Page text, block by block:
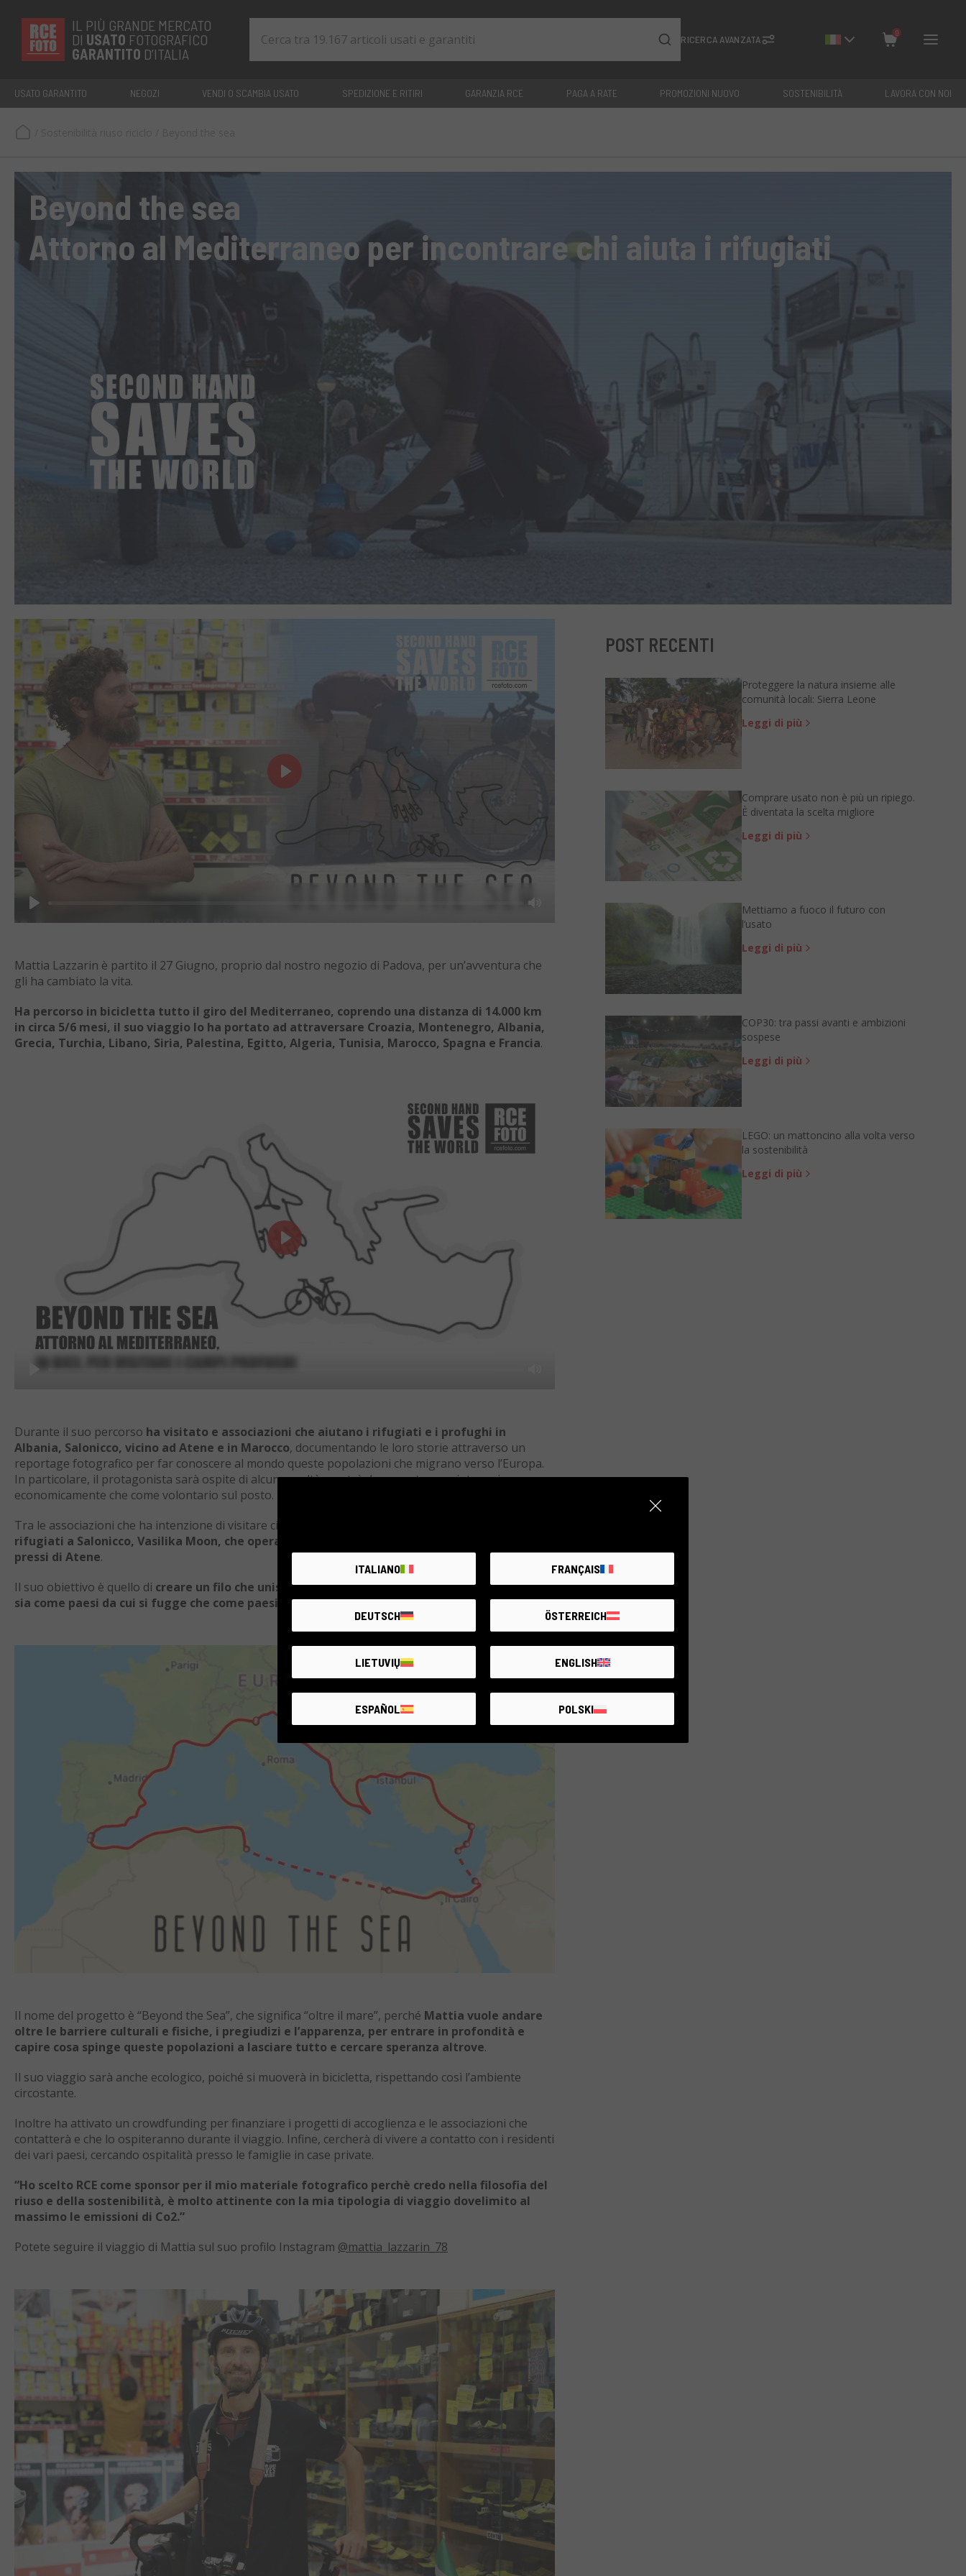
IL PIÙ GRANDE MERCATO
DI USATO FOTOGRAFICO
GARANTITO D’ITALIA
RICERCA AVANZATA
0
Chiudi
USATO GARANTITO NEGOZI VENDI O SCAMBIA USATO SPEDIZIONE E RITIRI GARANZIA RCE PAGA A RATE PROMOZIONI NUOVO SOSTENIBILITÀ LAVORA CON NOI
Beyond the sea
Attorno al Mediterraneo per incontrare chi aiuta i rifugiati
Play
Play
Mattia Lazzarin è partito il 27 Giugno, proprio dal nostro negozio di Padova, per un’avventura che
gli ha cambiato la vita.
Ha percorso in bicicletta tutto il giro del Mediterraneo, coprendo una distanza di 14.000 km
in circa 5/6 mesi, il suo viaggio lo ha portato ad attraversare Croazia, Montenegro, Albania,
Grecia, Turchia, Libano, Siria, Palestina, Egitto, Algeria, Tunisia, Marocco, Spagna e Francia.
Play
Durante il suo percorso ha visitato e associazioni che aiutano i rifugiati e i profughi in
Albania, Salonicco, vicino ad Atene e in Marocco, documentando le loro storie attraverso un
reportage fotografico per far conoscere al mondo queste popolazioni che migrano verso l’Europa.
In particolare, il protagonista sarà ospite di alcune realtà e potrà documentare e aiutare sia
economicamente che come volontario sul posto.
Tra le associazioni che ha intenzione di visitare ci sono
rifugiati a Salonicco, Vasilika Moon, che opera in Grecia, nella sede di Corinto, e OBTI, nei
pressi di Atene.
Il suo obiettivo è quello di creare un filo che unisca tutti i paesi coinvolti in queste migrazioni,
sia come paesi da cui si fugge che come paesi in cui si accoglie.
Il nome del progetto è “Beyond the Sea”, che significa “oltre il mare”, perché Mattia vuole andare
oltre le barriere culturali e fisiche, i pregiudizi e l’apparenza, per entrare in profondità e
capire cosa spinge queste popolazioni a lasciare tutto e cercare speranza altrove.
Il suo viaggio sarà anche ecologico, poiché si muoverà in bicicletta, rispettando così l’ambiente
circostante.
Inoltre ha attivato un crowdfunding per finanziare i progetti di accoglienza e le associazioni che
contatterà e che lo ospiteranno durante il viaggio. Infine, cercherà di vivere a contatto con i residenti
dei vari paesi, cercando ospitalità presso le famiglie in case private.
“Ho scelto RCE come sponsor per il mio materiale fotografico perchè credo nella filosofia del
riuso e della sostenibilità, è molto attinente con la mia tipologia di viaggio dovelimito al
massimo le emissioni di Co2.”
Potete seguire il viaggio di Mattia sul suo profilo Instagram @mattia_lazzarin_78
POST RECENTI
Proteggere la natura insieme alle
comunità locali: Sierra Leone
Leggi di più
Comprare usato non è più un ripiego.
È diventata la scelta migliore
Leggi di più
Mettiamo a fuoco il futuro con
l’usato
Leggi di più
COP30: tra passi avanti e ambizioni
sospese
Leggi di più
LEGO: un mattoncino alla volta verso
la sostenibilità
Leggi di più
ITALIANO FRANÇAIS
DEUTSCH ÖSTERREICH
LIETUVIŲ ENGLISH
ESPAÑOL POLSKI